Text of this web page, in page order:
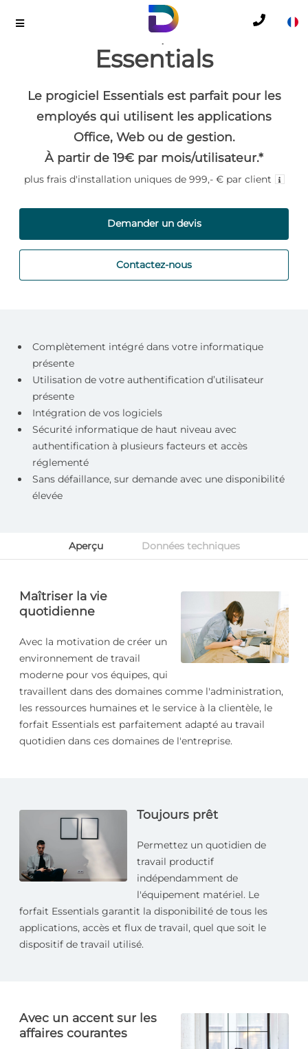
Essentials
Le progiciel Essentials est parfait pour les
employés qui utilisent les applications
Office, Web ou de gestion.
À partir de 19€ par mois/utilisateur.*
plus frais d'installation uniques de 999,- € par client
Demander un devis
Contactez-nous
Complètement intégré dans votre informatique
présente
Utilisation de votre authentification d’utilisateur
présente
Intégration de vos logiciels
Sécurité informatique de haut niveau avec
authentification à plusieurs facteurs et accès
réglementé
Sans défaillance, sur demande avec une disponibilité
élevée
Aperçu Données techniques
Maîtriser la vie
quotidienne
Avec la motivation de créer un
environnement de travail
moderne pour vos équipes, qui
travaillent dans des domaines comme l'administration,
les ressources humaines et le service à la clientèle, le
forfait Essentials est parfaitement adapté au travail
quotidien dans ces domaines de l'entreprise.
Toujours prêt
Permettez un quotidien de
travail productif
indépendamment de
l'équipement matériel. Le
forfait Essentials garantit la disponibilité de tous les
applications, accès et flux de travail, quel que soit le
dispositif de travail utilisé.
Avec un accent sur les
affaires courantes